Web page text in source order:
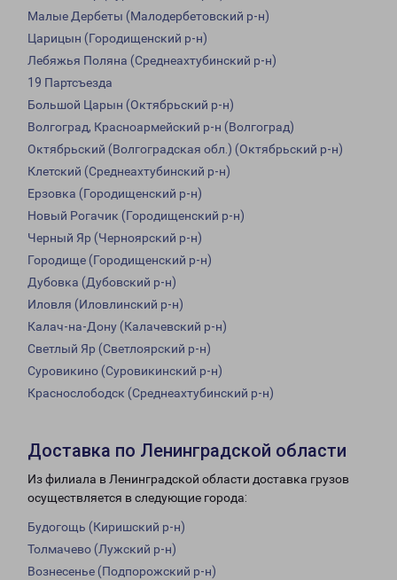
Малые Дербеты (Малодербетовский р-н)
Царицын (Городищенский р-н)
Лебяжья Поляна (Среднеахтубинский р-н)
19 Партсъезда
Большой Царын (Октябрьский р-н)
Волгоград, Красноармейский р-н (Волгоград)
Октябрьский (Волгоградская обл.) (Октябрьский р-н)
Клетский (Среднеахтубинский р-н)
Ерзовка (Городищенский р-н)
Новый Рогачик (Городищенский р-н)
Черный Яр (Черноярский р-н)
Городище (Городищенский р-н)
Дубовка (Дубовский р-н)
Иловля (Иловлинский р-н)
Калач-на-Дону (Калачевский р-н)
Светлый Яр (Светлоярский р-н)
Суровикино (Суровикинский р-н)
Краснослободск (Среднеахтубинский р-н)
Доставка по Ленинградской области
Из филиала в Ленинградской области доставка грузов
осуществляется в следующие города:
Будогощь (Киришский р-н)
Толмачево (Лужский р-н)
Вознесенье (Подпорожский р-н)